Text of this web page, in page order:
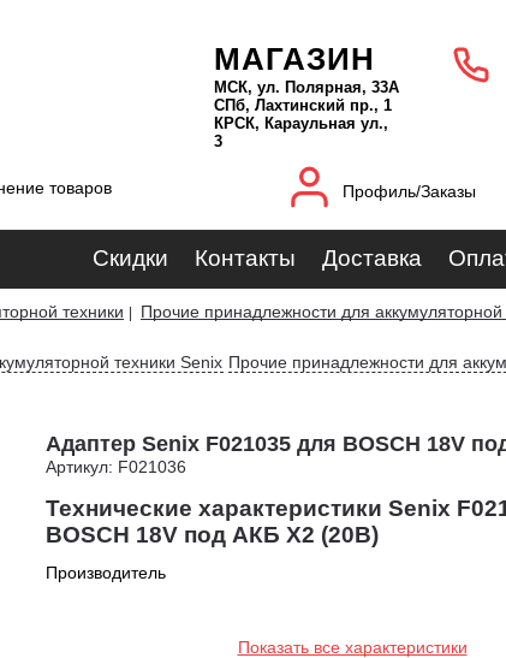
МАГАЗИН
МСК, ул. Полярная, 33А
СПб, Лахтинский пр., 1
КРСК, Караульная ул.,
3
товаров Профиль/Заказы
Скидки Контакты Доставка
техники Прочие принадлежности для аккумуляторной
техники Senix Прочие принадлежности для
Адаптер Senix F021035 для BOSCH 18V
Артикул: F021036
Технические характеристики Senix
BOSCH 18V под АКБ X2 (20В)
Производитель
Показать все характеристики